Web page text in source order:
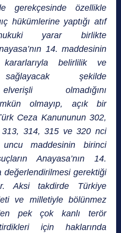
gerekçesinde özellikle
hükümlerine yaptığı atıf
yarar birlikte
14. maddesinin
kararlarıyla belirlilik ve
şekilde
olmadığını
olmayıp, açık bir
Ceza Kanununun 302,
314, 315 ve 320 nci
maddesinin birinci
Anayasa’nın 14.
değerlendirilmesi gerektiği
Aksi takdirde Türkiye
ve milletiyle bölünmez
pek çok kanlı terör
için haklarında